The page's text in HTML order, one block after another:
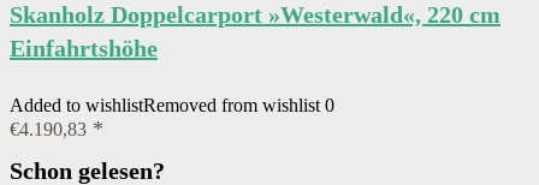
Skanholz Doppelcarport »Westerwald«, 220 cm
Einfahrtshöhe
Added to wishlistRemoved from wishlist 0
€4.190,83
Schon gelesen?